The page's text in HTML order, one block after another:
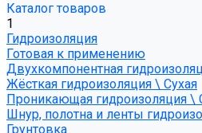
Каталог товаров
1
Гидроизоляция
Готовая к применению
Двухкомпонентная
Жёсткая гидроизоляция \ Сухая
Проникающая гидроизоляция \
Шнур, полотна и ленты
Грунтовка